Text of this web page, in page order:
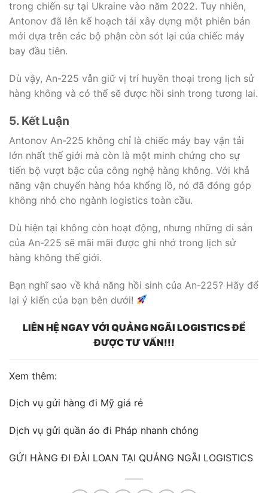
trong chiến sự tại Ukraine vào năm 2022. Tuy nhiên,
Antonov đã lên kế hoạch tái xây dựng một phiên bản
mới dựa trên các bộ phận còn sót lại của chiếc máy
bay đầu tiên.
Dù vậy, An-225 vẫn giữ vị trí huyền thoại trong lịch sử
hàng không và có thể sẽ được hồi sinh trong tương lai.
5. Kết Luận
Antonov An-225 không chỉ là chiếc máy bay vận tải
lớn nhất thế giới mà còn là một minh chứng cho sự
tiến bộ vượt bậc của công nghệ hàng không. Với khả
năng vận chuyển hàng hóa khổng lồ, nó đã đóng góp
không nhỏ cho ngành logistics toàn cầu.
Dù hiện tại không còn hoạt động, nhưng những di sản
của An-225 sẽ mãi mãi được ghi nhớ trong lịch sử
hàng không thế giới.
Bạn nghĩ sao về khả năng hồi sinh của An-225? Hãy để
lại ý kiến của bạn bên dưới!
LIÊN HỆ NGAY VỚI QUẢNG NGÃI LOGISTICS ĐỂ
ĐƯỢC TƯ VẤN!!!
Xem thêm:
Dịch vụ gửi hàng đi Mỹ giá rẻ
Dịch vụ gửi quần áo đi Pháp nhanh chóng
GỬI HÀNG ĐI ĐÀI LOAN TẠI QUẢNG NGÃI LOGISTICS